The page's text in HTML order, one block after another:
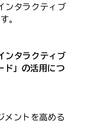
ンタラクティブ
。
ンタラクティブ
ド」の活用につ
メントを高める